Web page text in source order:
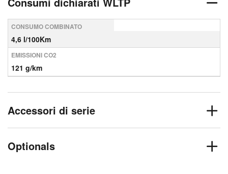
CONSUMO COMBINATO
4,6 l/100Km
EMISSIONI CO2
121 g/km
Accessori di serie
Optionals